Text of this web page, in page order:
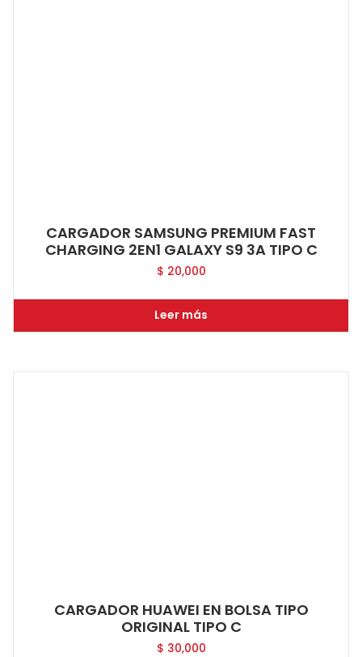
CARGADOR SAMSUNG PREMIUM FAST
CHARGING 2EN1 GALAXY S9 3A TIPO C
$ 20,000
Leer más
CARGADOR HUAWEI EN BOLSA TIPO
ORIGINAL TIPO C
$ 30,000